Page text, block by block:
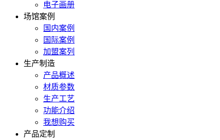
电子画册
场馆案例
国内案例
国际案例
加盟案列
生产制造
产品概述
材质参数
生产工艺
功能介绍
我想购买
产品定制